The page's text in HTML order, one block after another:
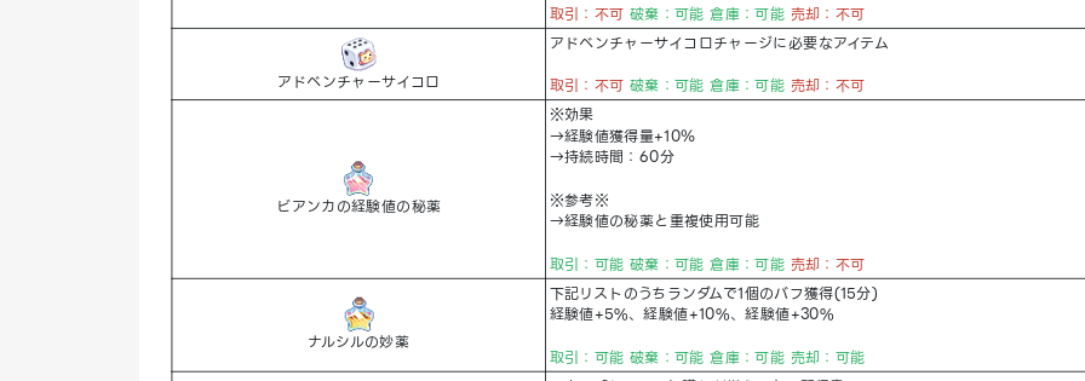
取引：不可 破棄：可能 倉庫：可能 売却：不可
アドベンチャーサイコロ
アドベンチャーサイコロチャージに必要なアイテム
取引：不可 破棄：可能 倉庫：可能 売却：不可
ビアンカの経験値の秘薬
※効果
→経験値獲得量+10％
→持続時間：60分
※参考※
→経験値の秘薬と重複使用可能
取引：可能 破棄：可能 倉庫：可能 売却：不可
ナルシルの妙薬
下記リストのうちランダムで1個のバフ獲得(15分)
経験値+5%、経験値+10%、経験値+30%
取引：可能 破棄：可能 倉庫：可能 売却：可能